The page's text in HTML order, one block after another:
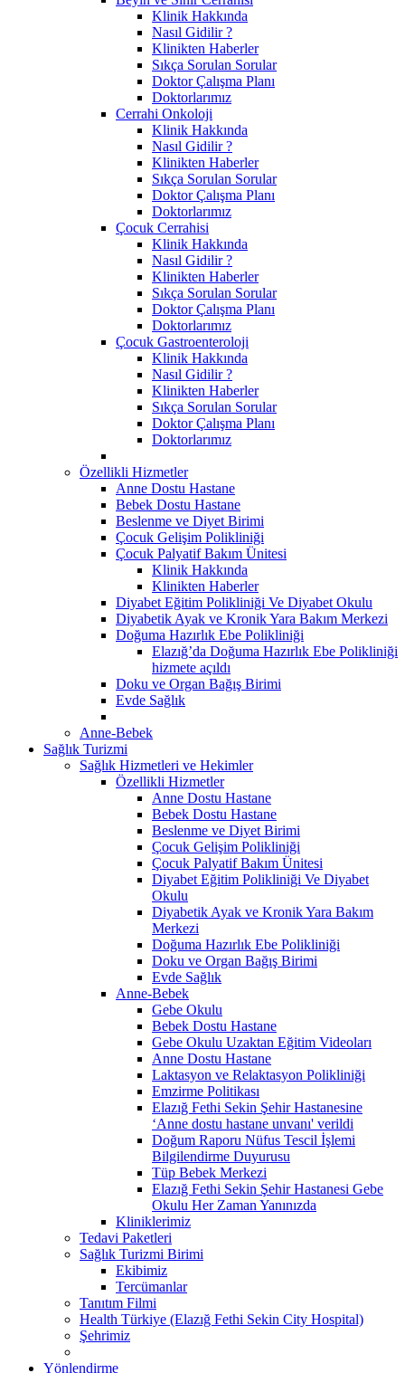
Klinik Hakkında
Nasıl Gidilir ?
Klinikten Haberler
Sıkça Sorulan Sorular
Doktor Çalışma Planı
Doktorlarımız
Cerrahi Onkoloji
Klinik Hakkında
Nasıl Gidilir ?
Klinikten Haberler
Sıkça Sorulan Sorular
Doktor Çalışma Planı
Doktorlarımız
Çocuk Cerrahisi
Klinik Hakkında
Nasıl Gidilir ?
Klinikten Haberler
Sıkça Sorulan Sorular
Doktor Çalışma Planı
Doktorlarımız
Çocuk Gastroenteroloji
Klinik Hakkında
Nasıl Gidilir ?
Klinikten Haberler
Sıkça Sorulan Sorular
Doktor Çalışma Planı
Doktorlarımız
Özellikli Hizmetler
Anne Dostu Hastane
Bebek Dostu Hastane
Beslenme ve Diyet Birimi
Çocuk Gelişim Polikliniği
Çocuk Palyatif Bakım Ünitesi
Klinik Hakkında
Klinikten Haberler
Diyabet Eğitim Polikliniği Ve Diyabet Okulu
Diyabetik Ayak ve Kronik Yara Bakım Merkezi
Doğuma Hazırlık Ebe Polikliniği
Elazığ’da Doğuma Hazırlık Ebe Polikliniği
hizmete açıldı
Doku ve Organ Bağış Birimi
Evde Sağlık
Anne-Bebek
Sağlık Turizmi
Sağlık Hizmetleri ve Hekimler
Özellikli Hizmetler
Anne Dostu Hastane
Bebek Dostu Hastane
Beslenme ve Diyet Birimi
Çocuk Gelişim Polikliniği
Çocuk Palyatif Bakım Ünitesi
Diyabet Eğitim Polikliniği Ve Diyabet
Okulu
Diyabetik Ayak ve Kronik Yara Bakım
Merkezi
Doğuma Hazırlık Ebe Polikliniği
Doku ve Organ Bağış Birimi
Evde Sağlık
Anne-Bebek
Gebe Okulu
Bebek Dostu Hastane
Gebe Okulu Uzaktan Eğitim Videoları
Anne Dostu Hastane
Laktasyon ve Relaktasyon Polikliniği
Emzirme Politikası
Elazığ Fethi Sekin Şehir Hastanesine
‘Anne dostu hastane unvanı' verildi
Doğum Raporu Nüfus Tescil İşlemi
Bilgilendirme Duyurusu
Tüp Bebek Merkezi
Elazığ Fethi Sekin Şehir Hastanesi Gebe
Okulu Her Zaman Yanınızda
Kliniklerimiz
Tedavi Paketleri
Sağlık Turizmi Birimi
Ekibimiz
Tercümanlar
Tanıtım Filmi
Health Türkiye (Elazığ Fethi Sekin City Hospital)
Şehrimiz
Yönlendirme